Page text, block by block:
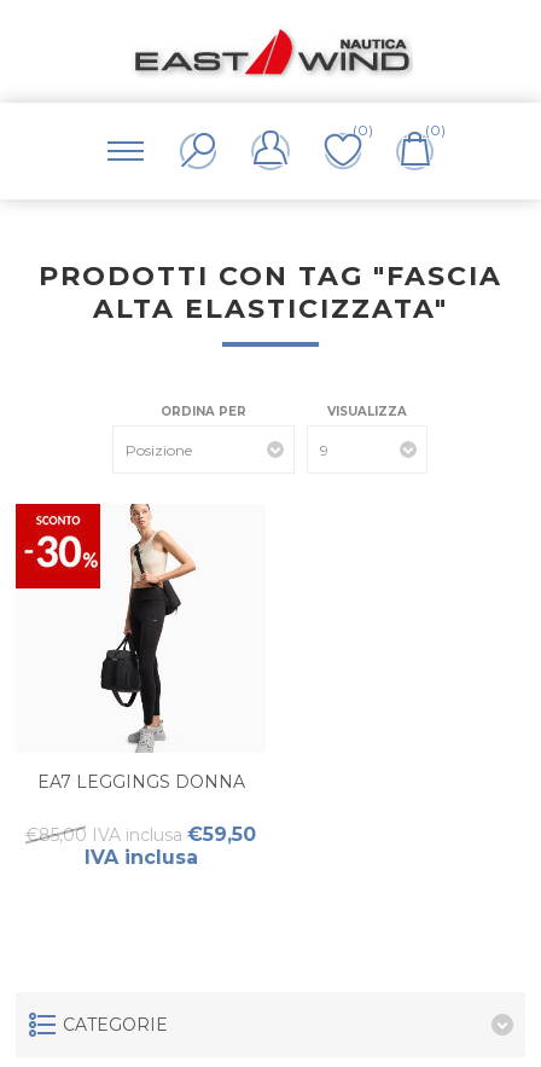
(0) (0)
PRODOTTI CON TAG "FASCIA
ALTA ELASTICIZZATA"
ORDINA PER VISUALIZZA
EA7 LEGGINGS DONNA
€85,00 IVA inclusa €59,50
IVA inclusa
CATEGORIE